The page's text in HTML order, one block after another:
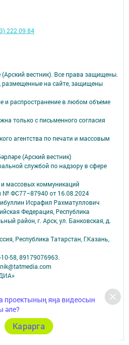
проектының яңа видеосын
әле?
Карарга
вестник). Все права защищены.
на сайте, защищены
и распространение в любом объеме
только с письменного согласия
агентства по печати и массовым
(Арский вестник)
службой по надзору в сфере
массовых коммуникаций
№ ФС77–87940 от 16.08.2024
Исрафил Рахматуллович
Федерация, Республика
район, г. Арск, ул. Банковская, д.
Республика Татарстан, Г.Казань,
58, 89179076963.
для персонализации сервисов и
отменить в настройках браузера.
222 09 84